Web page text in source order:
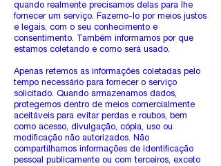
quando realmente precisamos delas para lhe
fornecer um serviço. Fazemo-lo por meios justos
e legais, com o seu conhecimento e
consentimento. Também informamos por que
estamos coletando e como será usado.
Apenas retemos as informações coletadas pelo
tempo necessário para fornecer o serviço
solicitado. Quando armazenamos dados,
protegemos dentro de meios comercialmente
aceitáveis ​​para evitar perdas e roubos, bem
como acesso, divulgação, cópia, uso ou
modificação não autorizados. Não
compartilhamos informações de identificação
pessoal publicamente ou com terceiros, exceto